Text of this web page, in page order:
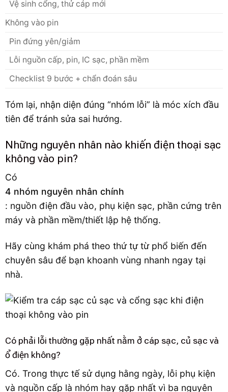
Vệ sinh cổng, thử cáp mới
Không vào pin
Pin đứng yên/giảm
Lỗi nguồn cấp, pin, IC sạc, phần mềm
Checklist 9 bước + chẩn đoán sâu
Tóm lại, nhận diện đúng “nhóm lỗi” là móc xích đầu
tiên để tránh sửa sai hướng.
Những nguyên nhân nào khiến điện thoại sạc
không vào pin?
Có
4 nhóm nguyên nhân chính
: nguồn điện đầu vào, phụ kiện sạc, phần cứng trên
máy và phần mềm/thiết lập hệ thống.
Hãy cùng khám phá theo thứ tự từ phổ biến đến
chuyên sâu để bạn khoanh vùng nhanh ngay tại
nhà.
Có phải lỗi thường gặp nhất nằm ở cáp sạc, củ sạc và
ổ điện không?
Có. Trong thực tế sử dụng hằng ngày, lỗi phụ kiện
và nguồn cấp là nhóm hay gặp nhất vì ba nguyên